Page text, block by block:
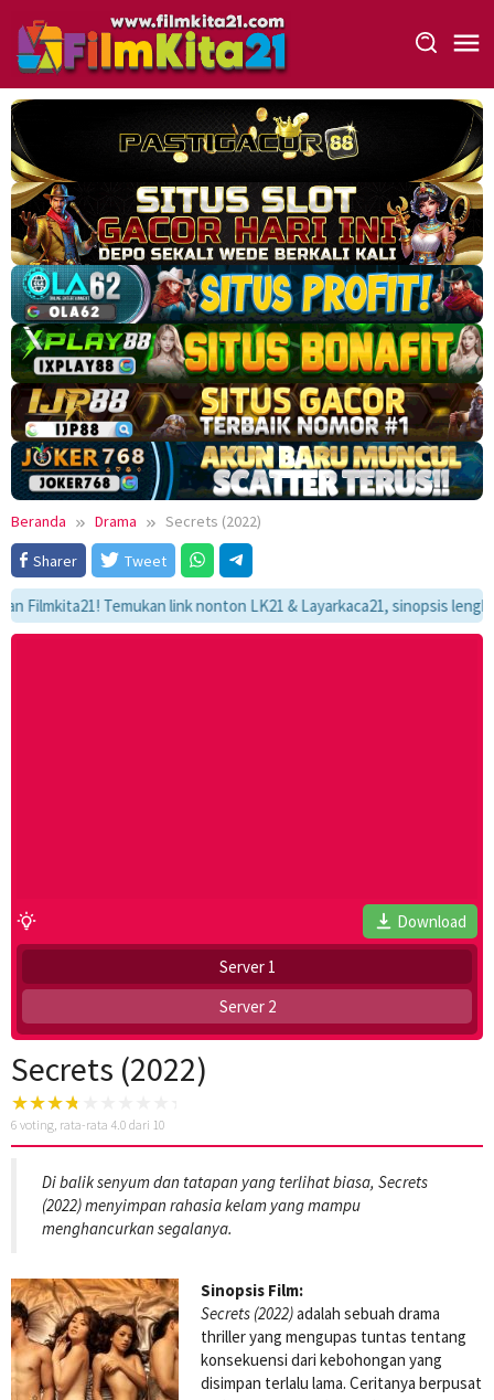
konten
Beranda Drama
Secrets (2022)
Sharer
Tweet
Temukan link nonton LK21 & Layarkaca21, sinopsis
Download
Server 1
Server 2
Secrets (2022)
6 voting, rata-rata 4.0 dari 10
Di balik senyum dan tatapan yang terlihat biasa, Secrets
(2022) menyimpan rahasia kelam yang mampu
menghancurkan segalanya.
Sinopsis Film:
Secrets (2022)adalah sebuah drama
thriller yang mengupas tuntas tentang
konsekuensi dari kebohongan yang
disimpan terlalu lama. Ceritanya berpusat